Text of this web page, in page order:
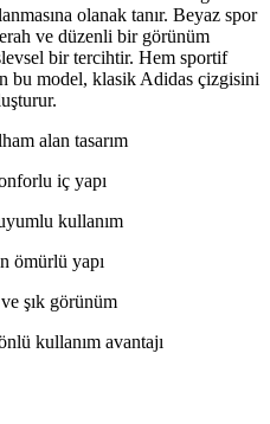
olanak tanır. Beyaz spor
ve düzenli bir görünüm
bir tercihtir. Hem sportif
bu model, klasik Adidas çizgisini
alan tasarım
iç yapı
kullanım
ömürlü yapı
şık görünüm
kullanım avantajı